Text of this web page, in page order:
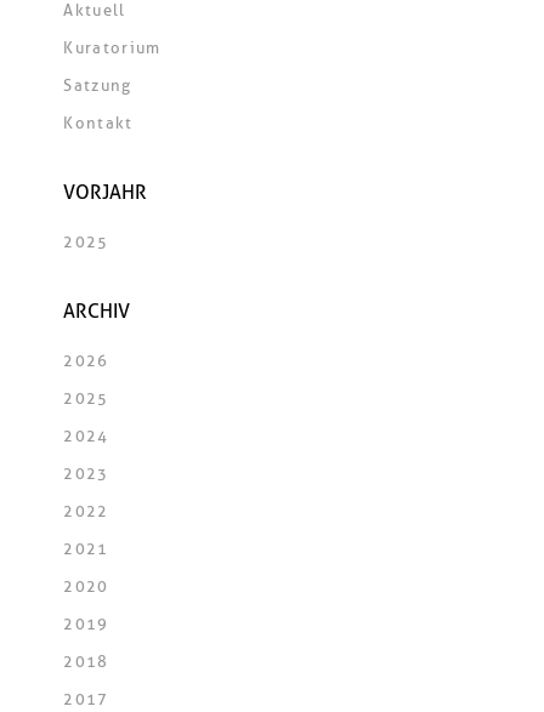
Aktuell
Kuratorium
Satzung
Kontakt
VORJAHR
2025
ARCHIV
2026
2025
2024
2023
2022
2021
2020
2019
2018
2017